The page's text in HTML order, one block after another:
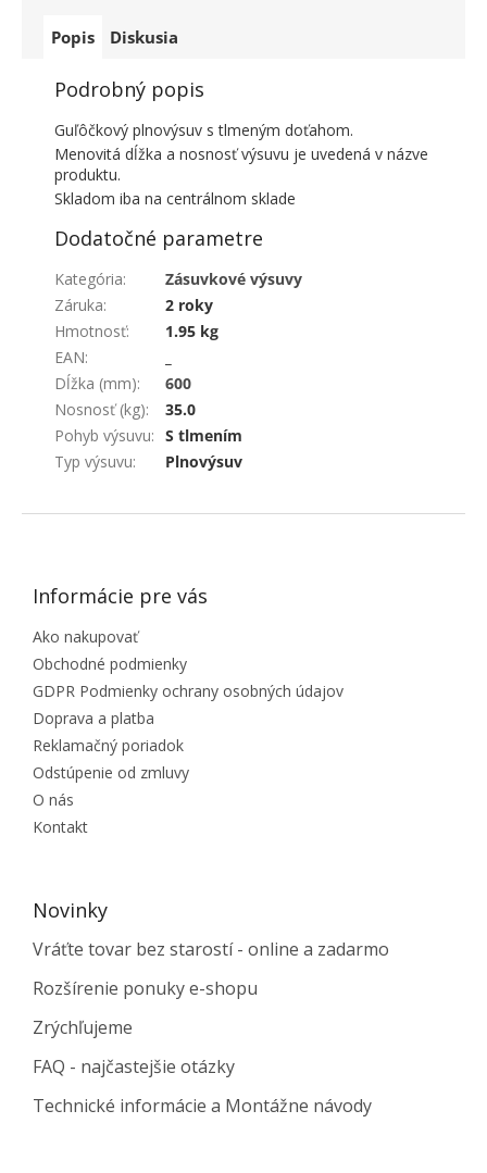
Popis Diskusia
Podrobný popis
Guľôčkový plnovýsuv s tlmeným doťahom.
Menovitá dĺžka a nosnosť výsuvu je uvedená v názve
produktu.
Skladom iba na centrálnom sklade
Dodatočné parametre
Kategória:
Zásuvkové výsuvy
Záruka:
2 roky
Hmotnosť:
1.95 kg
EAN:
Dĺžka (mm):
600
Nosnosť (kg):
35.0
Pohyb výsuvu: S tlmením
Typ výsuvu: Plnovýsuv
ZÁPÄTIE
Informácie pre vás
Ako nakupovať
Obchodné podmienky
GDPR Podmienky ochrany osobných údajov
Doprava a platba
Reklamačný poriadok
Odstúpenie od zmluvy
O nás
Kontakt
Novinky
Vráťte tovar bez starostí - online a zadarmo
Rozšírenie ponuky e-shopu
Zrýchľujeme
FAQ - najčastejšie otázky
Technické informácie a Montážne návody